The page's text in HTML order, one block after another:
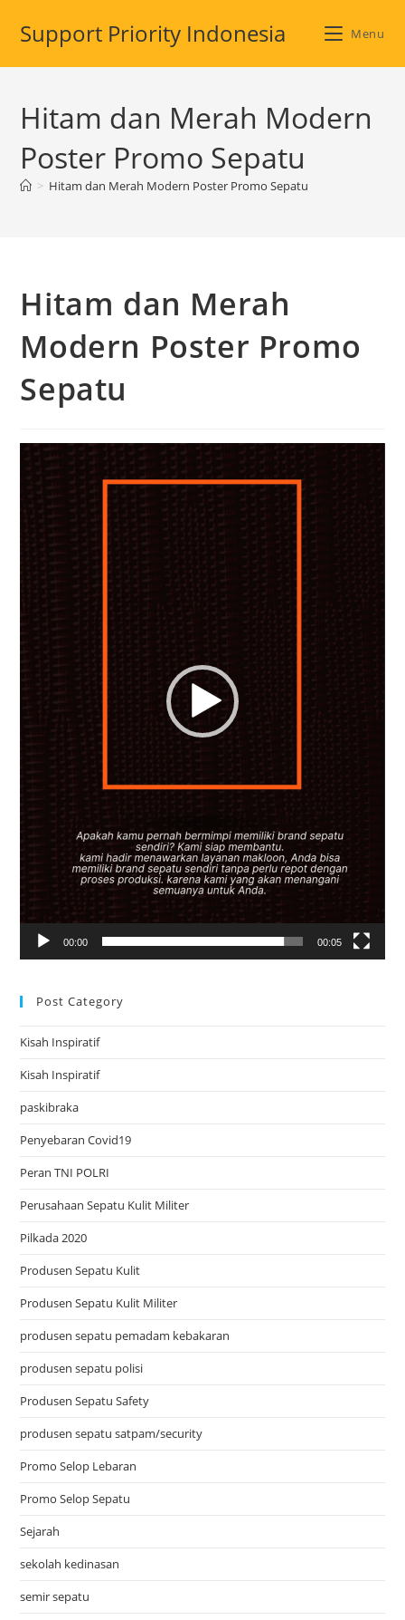
Support Priority Indonesia Menu
Hitam dan Merah Modern
Poster Promo Sepatu
> Hitam dan Merah Modern Poster Promo Sepatu
Hitam dan Merah
Modern Poster Promo
Sepatu
00:00 00:05
Post Category
Kisah Inspiratif
Kisah Inspiratif
paskibraka
Penyebaran Covid19
Peran TNI POLRI
Perusahaan Sepatu Kulit Militer
Pilkada 2020
Produsen Sepatu Kulit
Produsen Sepatu Kulit Militer
produsen sepatu pemadam kebakaran
produsen sepatu polisi
Produsen Sepatu Safety
produsen sepatu satpam/security
Promo Selop Lebaran
Promo Selop Sepatu
Sejarah
sekolah kedinasan
semir sepatu